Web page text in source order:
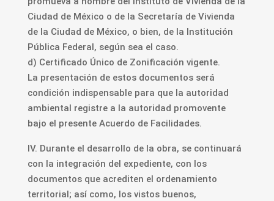
Ciudad de México o de la Secretaría de Vivienda
de la Ciudad de México, o bien, de la Institución
Pública Federal, según sea el caso.
d) Certificado Único de Zonificación vigente.
La presentación de estos documentos será
condición indispensable para que la autoridad
ambiental registre a la autoridad promovente
bajo el presente Acuerdo de Facilidades.
IV. Durante el desarrollo de la obra, se continuará
con la integración del expediente, con los
documentos que acrediten el ordenamiento
territorial; así como, los vistos buenos,